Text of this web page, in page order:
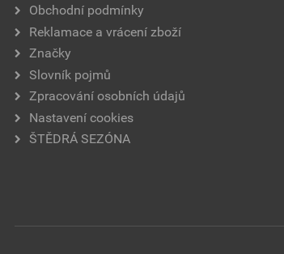
Obchodní podmínky
Reklamace a vrácení zboží
Značky
Slovník pojmů
Zpracování osobních údajů
Nastavení cookies
ŠTĚDRÁ SEZÓNA